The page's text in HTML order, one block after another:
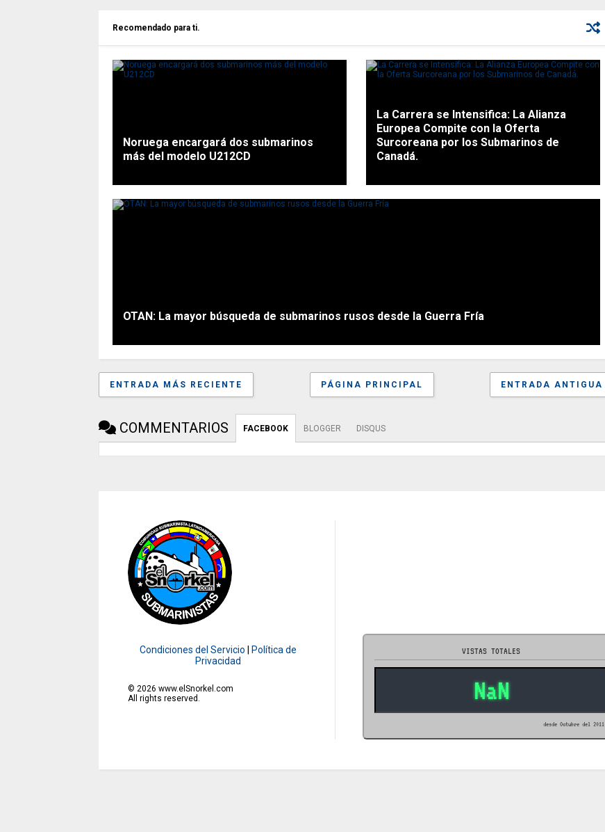
Recomendado para ti.
Noruega encargará dos submarinos
más del modelo U212CD
La Carrera se Intensifica: La Alianza
Europea Compite con la Oferta
Surcoreana por los Submarinos de
Canadá.
OTAN: La mayor búsqueda de submarinos rusos desde la Guerra Fría
ENTRADA MÁS RECIENTE ENTRADA ANTIGUA
PÁGINA PRINCIPAL
COMMENTARIOS FACEBOOK BLOGGER DISQUS
Condiciones del Servicio
Política de
Privacidad
©2026 www.elSnorkel.com
All rights reserved.
VISTAS TOTALES
NaN
desde Octubre del 2011